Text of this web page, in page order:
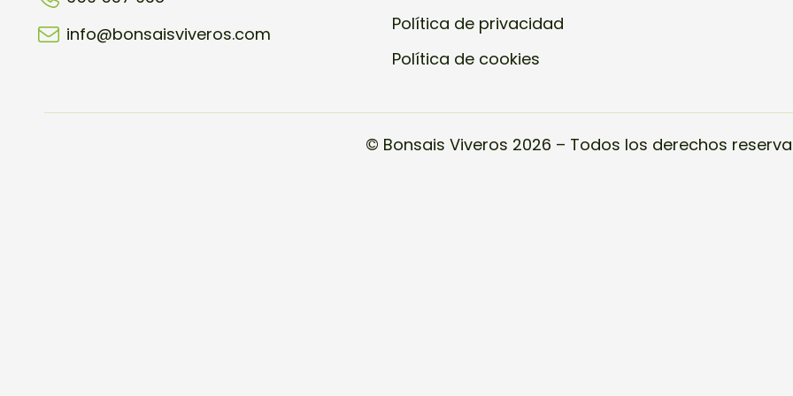
info@bonsaisviveros.com
Política de privacidad
Política de cookies
© Bonsais Viveros 2026 – Todos los derechos